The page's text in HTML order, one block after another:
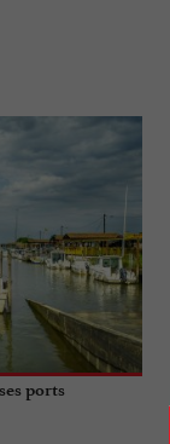
ports